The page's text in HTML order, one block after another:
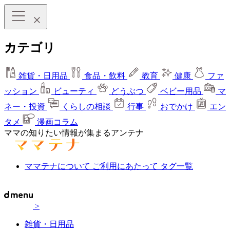
カテゴリ
雑貨・日用品 食品・飲料 教育 健康
ファ
ッション
ビューティ どうぶつ ベビー用品
マ
ネー・投資
くらしの相談 行事 おでかけ
エン
タメ
漫画コラム
ママの知りたい情報が集まるアンテナ
ママテナについて ご利用にあたって タグ一覧
>
雑貨・日用品